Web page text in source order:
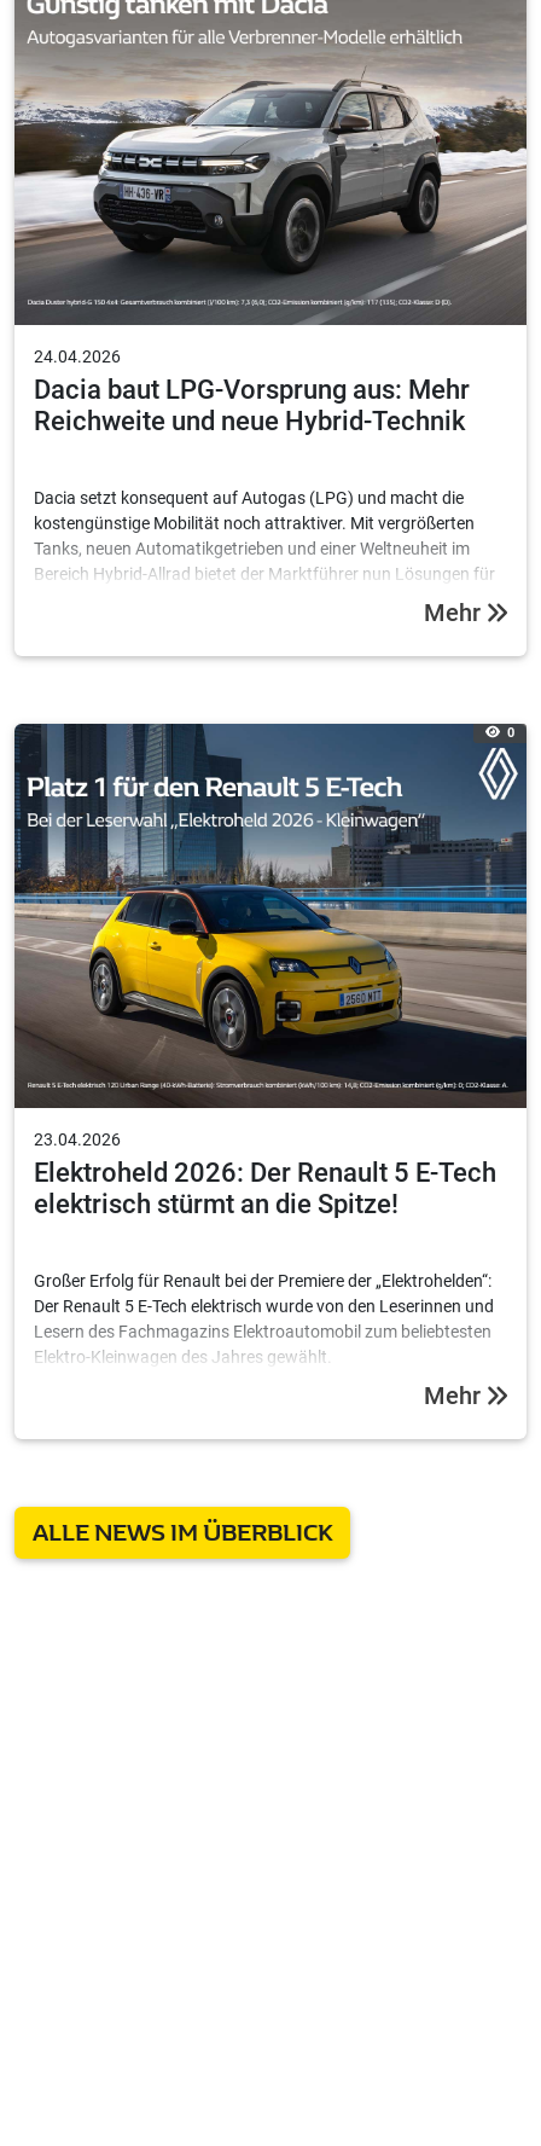
24.04.2026
Dacia baut LPG-Vorsprung aus: Mehr
Reichweite und neue Hybrid-Technik
Dacia setzt konsequent auf Autogas (LPG) und macht die
kostengünstige Mobilität noch attraktiver. Mit vergrößerten
Bereich Hybrid-Allrad bietet der Marktführer nun Lösungen für
bis zu 1.590 Kilometer Reichweite.
Mehr
23.04.2026
Elektroheld 2026: Der Renault 5 E-Tech
elektrisch stürmt an die Spitze!
Großer Erfolg für Renault bei der Premiere der „Elektrohelden“:
Der Renault 5 E-Tech elektrisch wurde von den Leserinnen und
Elektro-Kleinwagen des Jahres gewählt.
Mehr
ALLE NEWS IM ÜBERBLICK